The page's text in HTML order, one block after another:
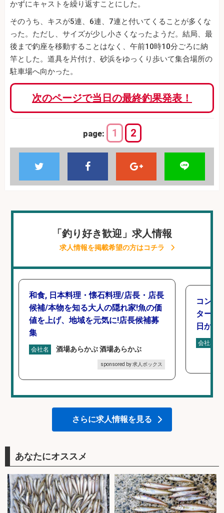
かずにキャストを繰り返すことにした。
そのうち、キスが5連、6連、7連と付いてくることが多くな
った。ただし、サイズが少し小さくなったようだ。結局、最
後まで釣座を移動することはなく、午前10時10分ごろに納
竿とした。道具を片付け、砂浜をゆっくり歩いて集合場所の
駐車場へ向かった。
次のページで当日の最終釣果発表！
page: 1 2
「釣り好き歓迎」求人情報
求人情報を掲載希望の方はコチラ
和食, 日本料理・懐石料理/店長・店長
候補/本物を知る大人の隠れ家!魚の価
値を上げ、地域を元気に!店長候補募
集
会社名 酒場あらかぶ 酒場あらかぶ
sponsored by 求人ボックス
コンビ
タート
日から
会社名
さらに求人情報を見る
あなたにオススメ